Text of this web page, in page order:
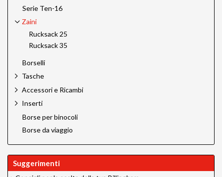
Serie Ten-16
Zaini
Rucksack 25
Rucksack 35
Borselli
Tasche
Accessori e Ricambi
Inserti
Borse per binocoli
Borse da viaggio
Suggerimenti